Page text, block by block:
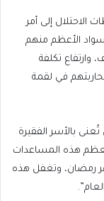
إلى أمر
الأعظم منهم
تكلفة
في لقمة
بالأسر الفقيرة
هذه المساعدات
رمضان، وتغفل هذه